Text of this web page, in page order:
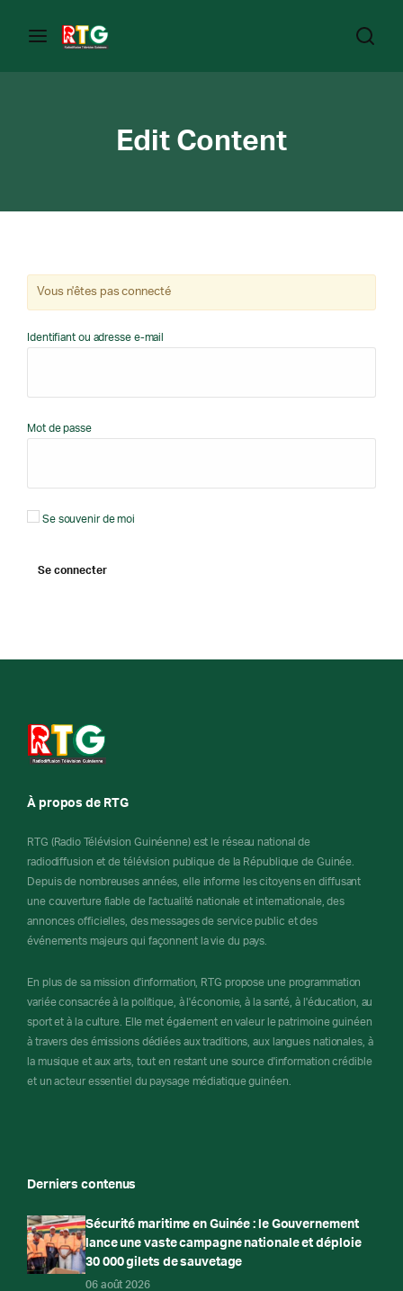
Edit Content
Vous n'êtes pas connecté
Identifiant ou adresse e-mail
Mot de passe
Se souvenir de moi
À propos de RTG
RTG (Radio Télévision Guinéenne) est le réseau national de
radiodiffusion et de télévision publique de la République de Guinée.
Depuis de nombreuses années, elle informe les citoyens en diffusant
une couverture fiable de l'actualité nationale et internationale, des
annonces officielles, des messages de service public et des
événements majeurs qui façonnent la vie du pays.
En plus de sa mission d'information, RTG propose une programmation
variée consacrée à la politique, à l'économie, à la santé, à l'éducation, au
sport et à la culture. Elle met également en valeur le patrimoine guinéen
à travers des émissions dédiées aux traditions, aux langues nationales, à
la musique et aux arts, tout en restant une source d'information crédible
et un acteur essentiel du paysage médiatique guinéen.
Derniers contenus
Sécurité maritime en Guinée : le Gouvernement
lance une vaste campagne nationale et déploie
30 000 gilets de sauvetage
06 août 2026